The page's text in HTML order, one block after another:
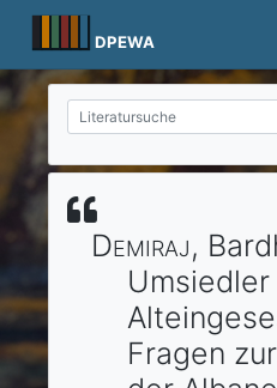
content
DPEWA
Demiraj,
Fragen